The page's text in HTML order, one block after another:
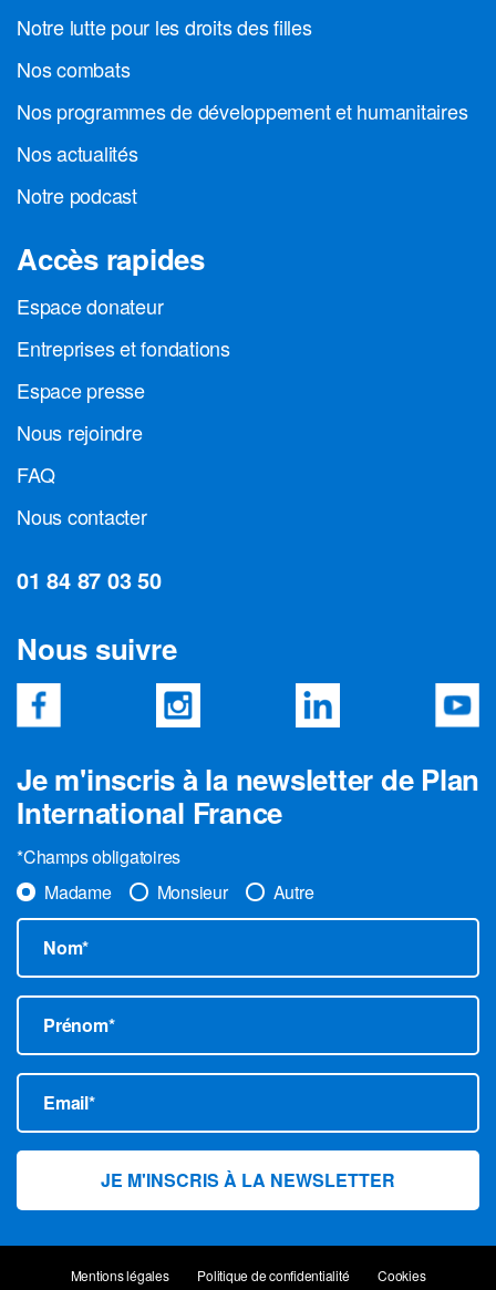
Notre lutte pour les droits des filles
Nos combats
Nos programmes de développement et humanitaires
Nos actualités
Notre podcast
Accès rapides
Espace donateur
Entreprises et fondations
Espace presse
Nous rejoindre
FAQ
Nous contacter
01 84 87 03 50
Nous suivre
Je m'inscris à la newsletter de Plan
International France
*Champs obligatoires
Madame
Monsieur Autre
Nom*
Prénom*
Email*
Mentions légales Politique de confidentialité Cookies